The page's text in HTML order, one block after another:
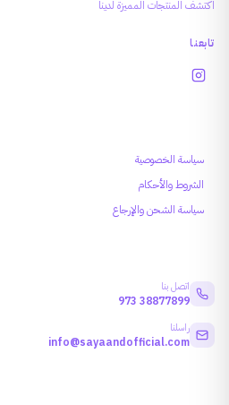
اكتشف المنتجات المميزة لدينا
تابعنا
سياسة الخصوصية
الشروط والأحكام
سياسة الشحن والإرجاع
اتصل بنا
973 38877899
راسلنا
info@sayaandofficial.com